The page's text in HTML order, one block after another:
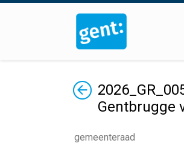
Terug
Gentbrugge
gemeenteraad